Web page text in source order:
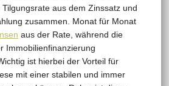
aus dem Zinssatz und
zusammen. Monat für Monat
aus der Rate, während die
Immobilienfinanzierung
ist hierbei der Vorteil für
mit einer stabilen und immer